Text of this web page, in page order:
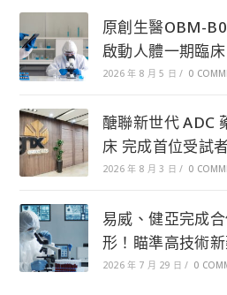
原創生醫OBM-
啟動人體一期臨床
2026 年 8 月 5 日 / 0
醣聯新世代 ADC
床 完成首位受試
2026 年 8 月 3 日 / 0
易威、健亞完成
形！瞄準高技術
2026 年 7 月 29 日 / 0